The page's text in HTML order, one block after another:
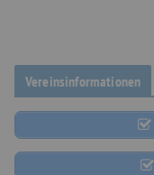
Vereinsinformationen